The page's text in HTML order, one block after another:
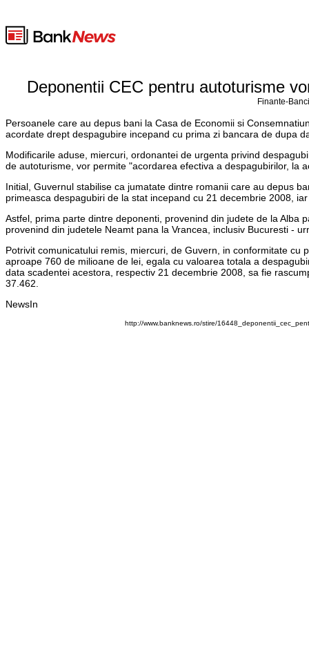
Deponentii CEC pentru autoturisme
Finante-
Persoanele care au depus bani la Casa de Economii si
acordate drept despagubire incepand cu prima zi bancara de dupa
Modificarile aduse, miercuri, ordonantei de urgenta privind
de autoturisme, vor permite "acordarea efectiva a despagubirilor, la
Initial, Guvernul stabilise ca jumatate dintre romanii care au depus
primeasca despagubiri de la stat incepand cu 21 decembrie 2008,
Astfel, prima parte dintre deponenti, provenind din judete de la Alba
provenind din judetele Neamt pana la Vrancea, inclusiv Bucuresti -
Potrivit comunicatului remis, miercuri, de Guvern, in conformitate
aproape 760 de milioane de lei, egala cu valoarea totala a
data scadentei acestora, respectiv 21 decembrie 2008, sa fie
37.462.
NewsIn
http://www.banknews.ro/stire/